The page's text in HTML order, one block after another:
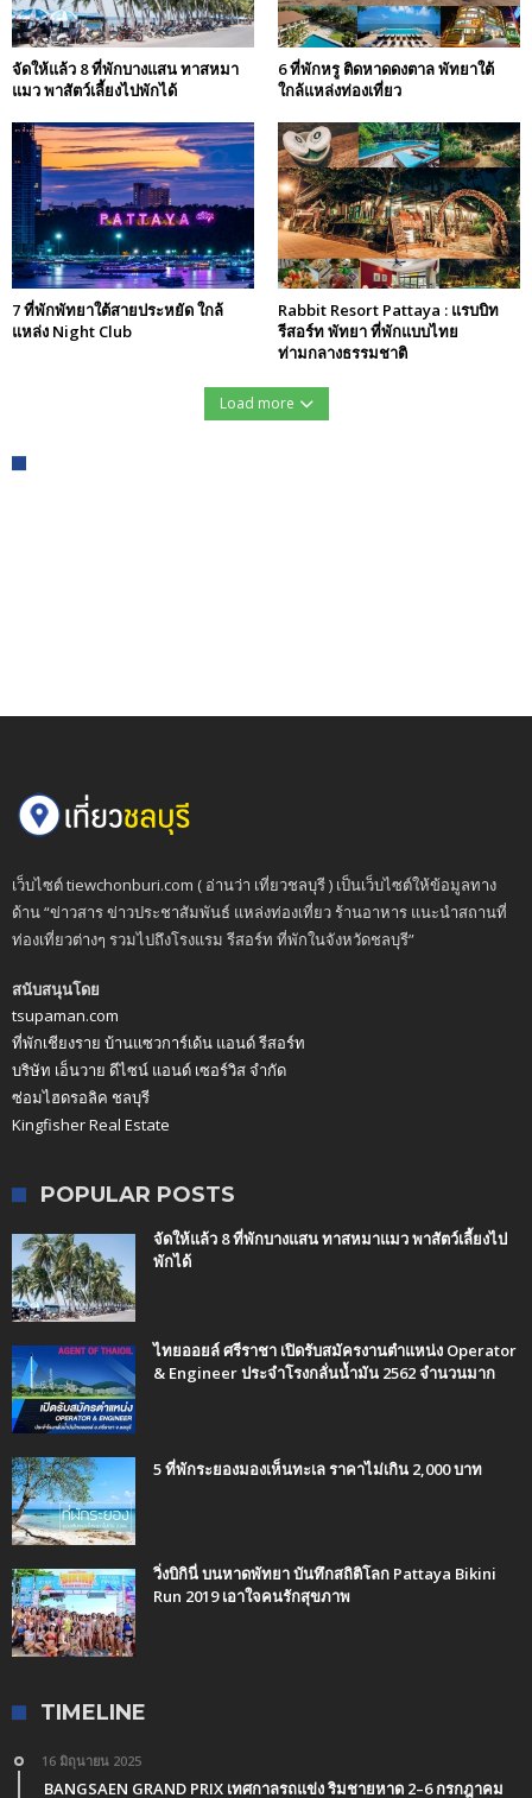
จัดให้แล้ว 8 ที่พักบางแสน ทาสหมา
แมว พาสัตว์เลี้ยงไปพักได้
6 ที่พักหรู ติดหาดดงตาล พัทยาใต้
ใกล้แหล่งท่องเที่ยว
7 ที่พักพัทยาใต้สายประหยัด ใกล้
แหล่ง Night Club
Rabbit Resort Pattaya : แรบบิท
รีสอร์ท พัทยา ที่พักแบบไทย
ท่ามกลางธรรมชาติ
Load more
เว็บไซต์ tiewchonburi.com ( อ่านว่า เที่ยวชลบุรี ) เป็นเว็บไซต์ให้ข้อมูลทาง
ด้าน “ข่าวสาร ข่าวประชาสัมพันธ์ แหล่งท่องเที่ยว ร้านอาหาร แนะนำสถานที่
ท่องเที่ยวต่างๆ รวมไปถึงโรงแรม รีสอร์ท ที่พักในจังหวัดชลบุรี”
สนับสนุนโดย
tsupaman.com
ที่พักเชียงราย บ้านแซวการ์เด้น แอนด์ รีสอร์ท
บริษัท เอ็นวาย ดีไซน์ แอนด์ เซอร์วิส จำกัด
ซ่อมไฮดรอลิค ชลบุรี
Kingfisher Real Estate
POPULAR POSTS
จัดให้แล้ว 8 ที่พักบางแสน ทาสหมาแมว พาสัตว์เลี้ยงไป
พักได้
ไทยออยล์ ศรีราชา เปิดรับสมัครงานตำแหน่ง Operator
& Engineer ประจำโรงกลั่นน้ำมัน 2562 จำนวนมาก
5 ที่พักระยองมองเห็นทะเล ราคาไม่เกิน 2,000 บาท
วิ่งบิกินี่ บนหาดพัทยา บันทึกสถิติโลก Pattaya Bikini
Run 2019 เอาใจคนรักสุขภาพ
TIMELINE
16 มิถุนายน 2025
BANGSAEN GRAND PRIX เทศกาลรถแข่ง ริมชายหาด 2–6 กรกฎาคม